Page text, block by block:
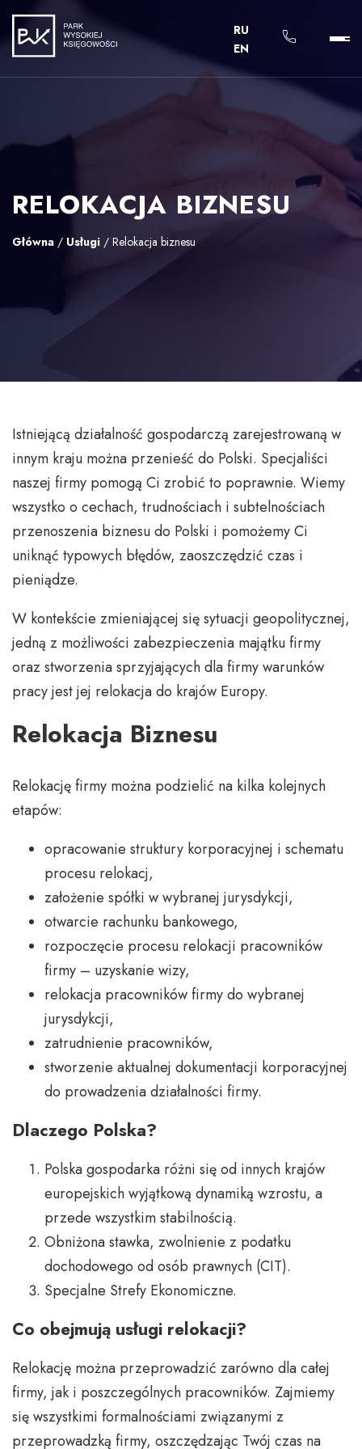
RU
EN
RELOKACJA BIZNESU
Główna / Usługi / Relokacja biznesu
Istniejącą działalność gospodarczą zarejestrowaną w
innym kraju można przenieść do Polski. Specjaliści
naszej firmy pomogą Ci zrobić to poprawnie. Wiemy
wszystko o cechach, trudnościach i subtelnościach
przenoszenia biznesu do Polski i pomożemy Ci
uniknąć typowych błędów, zaoszczędzić czas i
pieniądze.
W kontekście zmieniającej się sytuacji geopolitycznej,
jedną z możliwości zabezpieczenia majątku firmy
oraz stworzenia sprzyjających dla firmy warunków
pracy jest jej relokacja do krajów Europy.
Relokacja Biznesu
Relokację firmy można podzielić na kilka kolejnych
etapów:
opracowanie struktury korporacyjnej i schematu
procesu relokacj,
założenie spółki w wybranej jurysdykcji,
otwarcie rachunku bankowego,
rozpoczęcie procesu relokacji pracowników
firmy – uzyskanie wizy,
relokacja pracowników firmy do wybranej
jurysdykcji,
zatrudnienie pracowników,
stworzenie aktualnej dokumentacji korporacyjnej
do prowadzenia działalności firmy.
Dlaczego Polska?
Polska gospodarka różni się od innych krajów
europejskich wyjątkową dynamiką wzrostu, a
przede wszystkim stabilnością.
Obniżona stawka, zwolnienie z podatku
dochodowego od osób prawnych (CIT).
Specjalne Strefy Ekonomiczne.
Co obejmują usługi relokacji?
Relokację można przeprowadzić zarówno dla całej
firmy, jak i poszczególnych pracowników. Zajmiemy
się wszystkimi formalnościami związanymi z
przeprowadzką firmy, oszczędzając Twój czas na